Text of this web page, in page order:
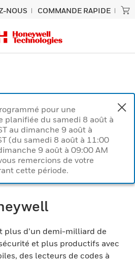
NOUS COMMANDE RAPIDE
pour une
planifiée du samedi 8 août à
au dimanche 9 août à
(du samedi 8 août à 11:00
9 août à 09:00 AM
remercions de votre
cette période.
plus d’un demi-milliard de
et plus productifs avec
des lecteurs de codes à